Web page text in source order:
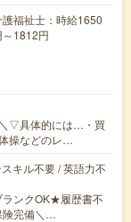
福祉士：時給1650
1812円
＼▽具体的には…・買
操などのレ…
キル不要 / 英語力不
ンクOK★履歴書不
険完備＼…